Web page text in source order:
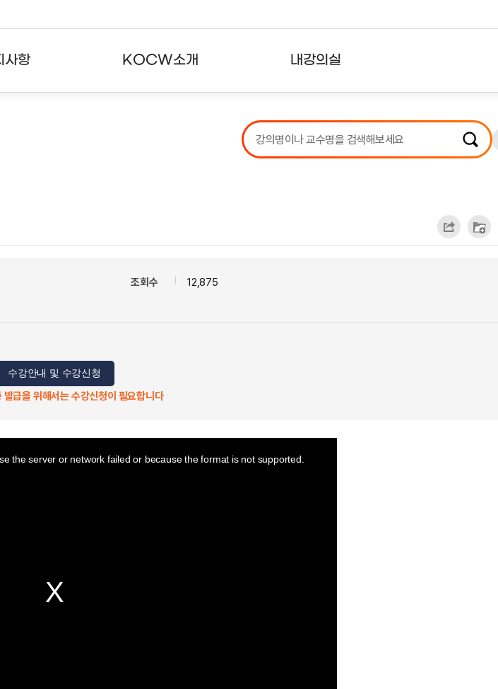
사항 KOCW소개 내강의실
강의리스트
수강확인증강의
조회수 12,875
수강안내 및 수강신청
급을 위해서는 수강신청이 필요합니다
the server or network failed or because the format is not supported.